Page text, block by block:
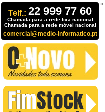
Telf.: 22 999 77 60
Chamada para a rede fixa nacional
Chamada para a rede móvel nacional
comercial@medio-informatico.pt
«